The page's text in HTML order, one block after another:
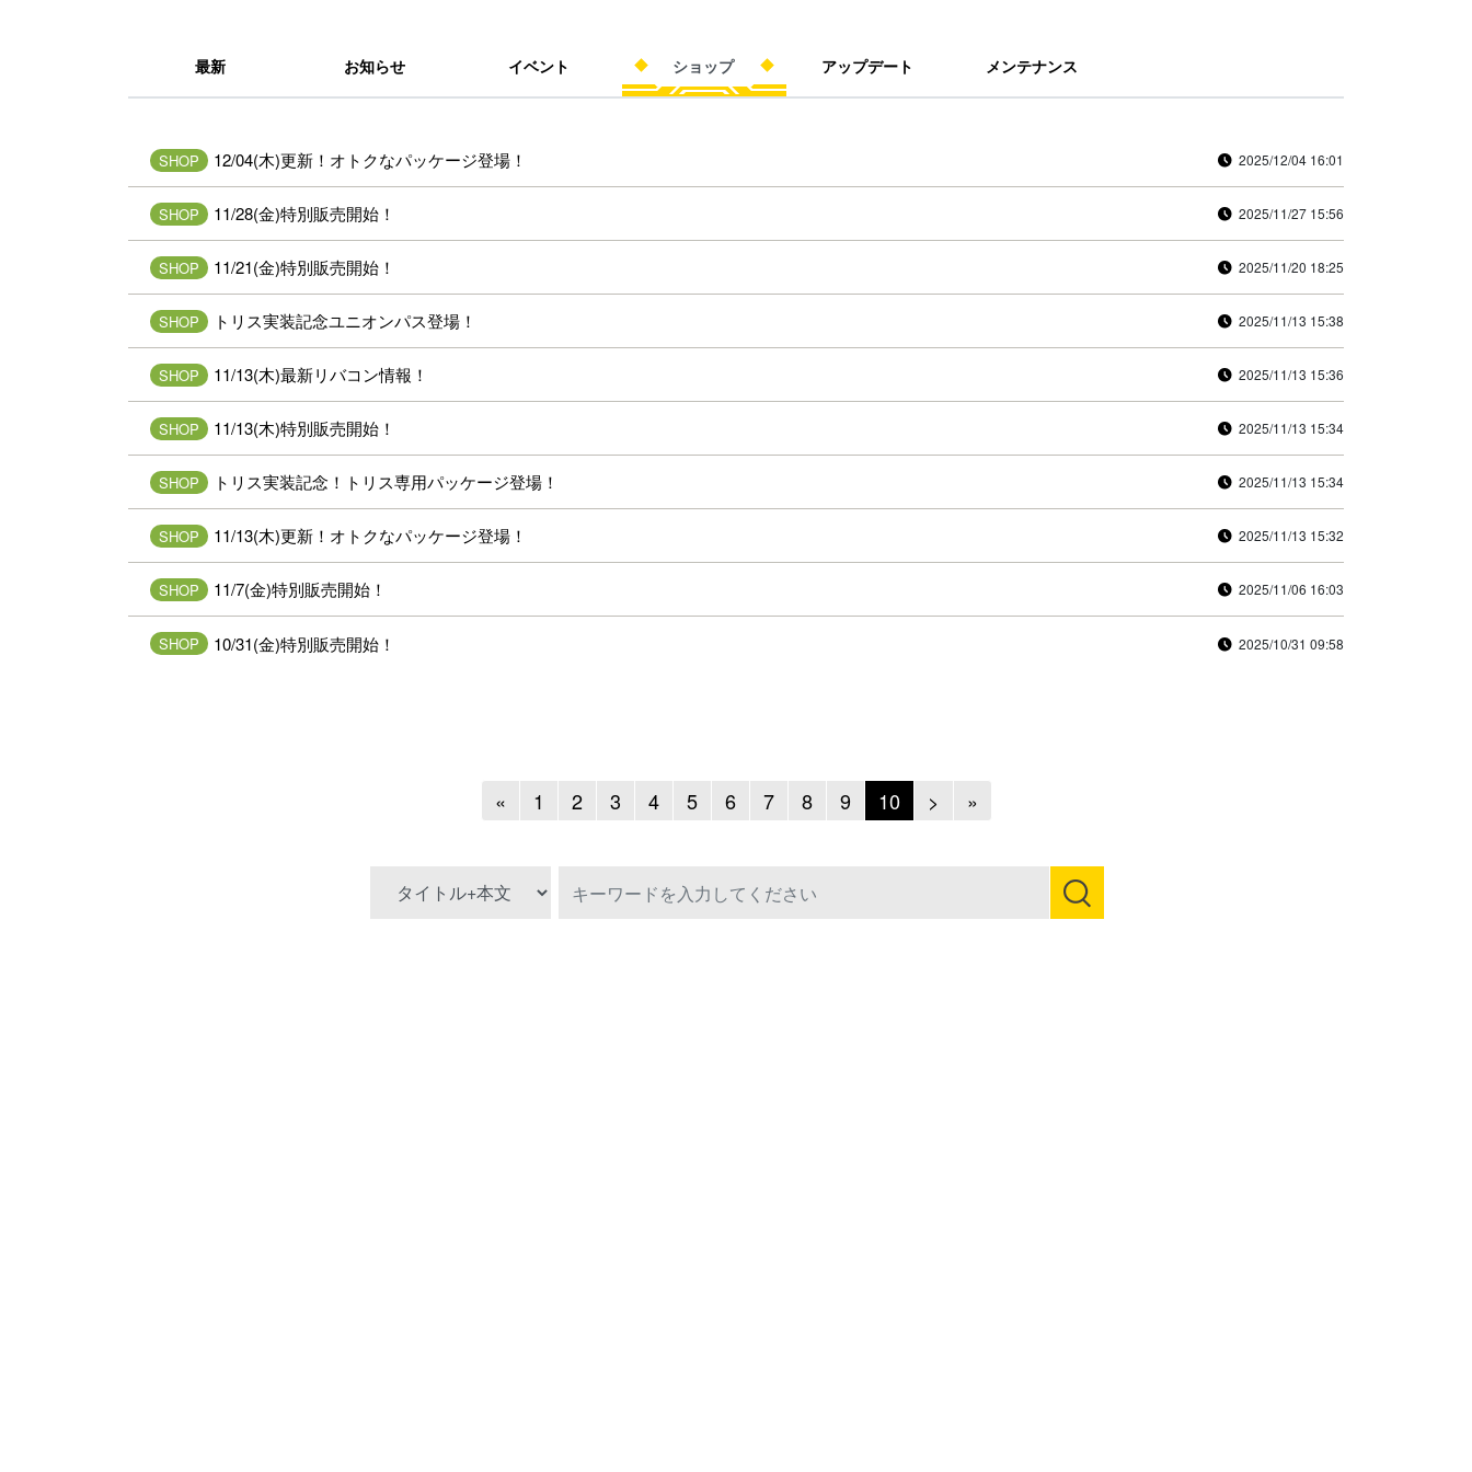
最新 お知らせ イベント ショップ アップデート メンテナンス
SHOP 12/04(木)更新！オトクなパッケージ登場！ 2025/12/04 16:01
SHOP 11/28(金)特別販売開始！ 2025/11/27 15:56
SHOP 11/21(金)特別販売開始！ 2025/11/20 18:25
SHOP トリス実装記念ユニオンパス登場！ 2025/11/13 15:38
SHOP 11/13(木)最新リバコン情報！ 2025/11/13 15:36
SHOP 11/13(木)特別販売開始！ 2025/11/13 15:34
SHOP トリス実装記念！トリス専用パッケージ登場！ 2025/11/13 15:34
SHOP 11/13(木)更新！オトクなパッケージ登場！ 2025/11/13 15:32
SHOP 11/7(金)特別販売開始！ 2025/11/06 16:03
SHOP 10/31(金)特別販売開始！ 2025/10/31 09:58
«Previous
1 2 3 4 5 6 7 8 9 10 > Next
»